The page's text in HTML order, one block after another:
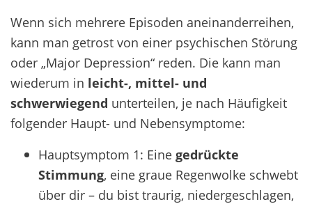
Wenn sich mehrere Episoden aneinanderreihen,
kann man getrost von einer psychischen Störung
oder „Major Depression“ reden. Die kann man
wiederum in leicht-, mittel- und
schwerwiegend unterteilen, je nach Häufigkeit
folgender Haupt- und Nebensymptome:
Hauptsymptom 1: Eine gedrückte
Stimmung, eine graue Regenwolke schwebt
über dir – du bist traurig, niedergeschlagen,